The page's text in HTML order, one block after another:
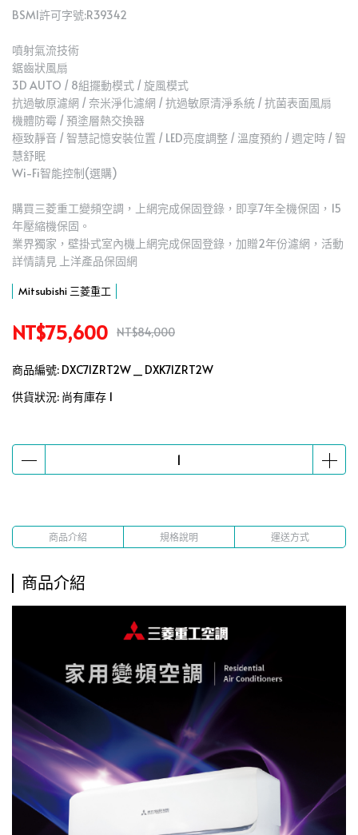
BSMI許可字號:R39342
噴射氣流技術
鋸齒狀風扇
3D AUTO / 8組擺動模式 / 旋風模式
抗過敏原濾網 / 奈米淨化濾網 / 抗過敏原清淨系統 / 抗菌表面風扇
機體防霉 / 預塗層熱交換器
極致靜音 / 智慧記憶安裝位置 / LED亮度調整 / 溫度預約 / 週定時 / 智
慧舒眠
Wi-Fi智能控制(選購)
購買三菱重工變頻空調，上網完成保固登錄，即享7年全機保固，15
年壓縮機保固。
業界獨家，壁掛式室內機上網完成保固登錄，加贈2年份濾網，活動
詳情請見 上洋產品保固網
Mitsubishi 三菱重工
NT$75,600 NT$84,000
商品編號: DXC71ZRT2W _ DXK71ZRT2W
供貨狀況: 尚有庫存 1
商品介紹 規格說明 運送方式
商品介紹